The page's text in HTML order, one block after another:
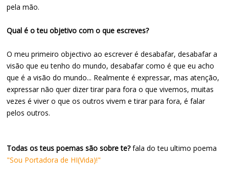
pela mão.
Qual é o teu objetivo com o que escreves?
O meu primeiro objectivo ao escrever é desabafar, desabafar a
visão que eu tenho do mundo, desabafar como é que eu acho
que é a visão do mundo... Realmente é expressar, mas atenção,
expressar não quer dizer tirar para fora o que vivemos, muitas
vezes é viver o que os outros vivem e tirar para fora, é falar
pelos outros.
Todas os teus poemas são sobre te? fala do teu ultimo poema
"Sou Portadora de HI(Vida)!"